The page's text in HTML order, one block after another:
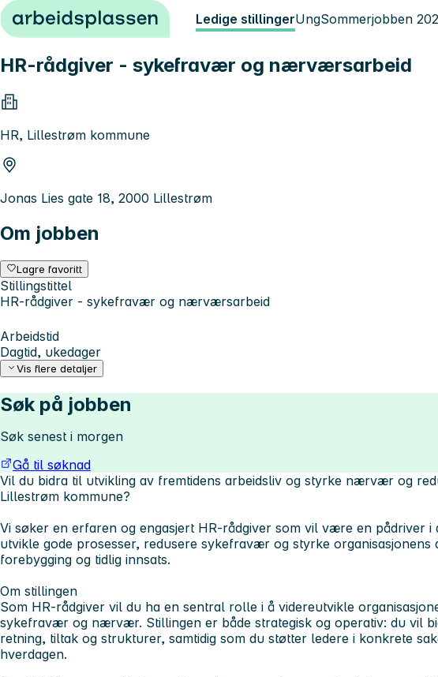
Hopp til innhold Ledige stillingerUngSommerjobben
HR-rådgiver - sykefravær og nærværsarbeid
HR, Lillestrøm kommune
Jonas Lies gate 18, 2000 Lillestrøm
Om jobben
Lagre favoritt
Stillingstittel
HR-rådgiver - sykefravær og nærværsarbeid
Arbeidstid
Dagtid, ukedager
Vis flere detaljer
Søk på jobben
Søk senest i morgen
Gå til søknad
Vil du bidra til utvikling av fremtidens arbeidsliv og styrke nærvær og
Lillestrøm kommune?
Vi søker en erfaren og engasjert HR-rådgiver som vil være en pådriver i
utvikle gode prosesser, redusere sykefravær og styrke organisasjonens
forebygging og tidlig innsats.
Om stillingen
Som HR-rådgiver vil du ha en sentral rolle i å videreutvikle
sykefravær og nærvær. Stillingen er både strategisk og operativ: du vil
retning, tiltak og strukturer, samtidig som du støtter ledere i konkrete
hverdagen.